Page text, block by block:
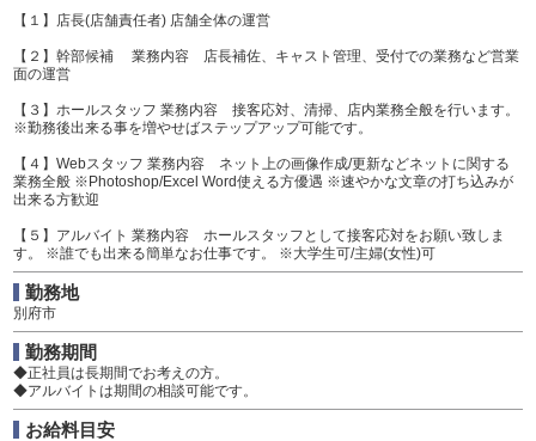
【１】店長(店舗責任者) 店舗全体の運営
【２】幹部候補 業務内容 店長補佐、キャスト管理、受付での業務など営業
面の運営
【３】ホールスタッフ 業務内容 接客応対、清掃、店内業務全般を行います。
※勤務後出来る事を増やせばステップアップ可能です。
【４】Webスタッフ 業務内容 ネット上の画像作成/更新などネットに関する
業務全般 ※Photoshop/Excel Word使える方優遇 ※速やかな文章の打ち込みが
出来る方歓迎
【５】アルバイト 業務内容 ホールスタッフとして接客応対をお願い致しま
す。 ※誰でも出来る簡単なお仕事です。 ※大学生可/主婦(女性)可
勤務地
別府市
勤務期間
◆正社員は長期間でお考えの方。
◆アルバイトは期間の相談可能です。
お給料目安